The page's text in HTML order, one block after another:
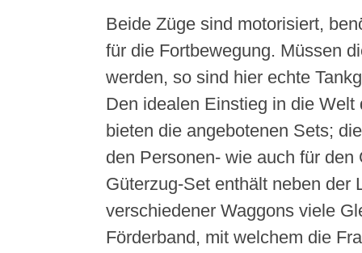
Beide Züge sind motorisiert,
für die Fortbewegung. Müssen
werden, so sind hier echte
Den idealen Einstieg in die
bieten die angebotenen Sets;
den Personen- wie auch für den
Güterzug-Set enthält neben der
verschiedener Waggons viele
Förderband, mit welchem die